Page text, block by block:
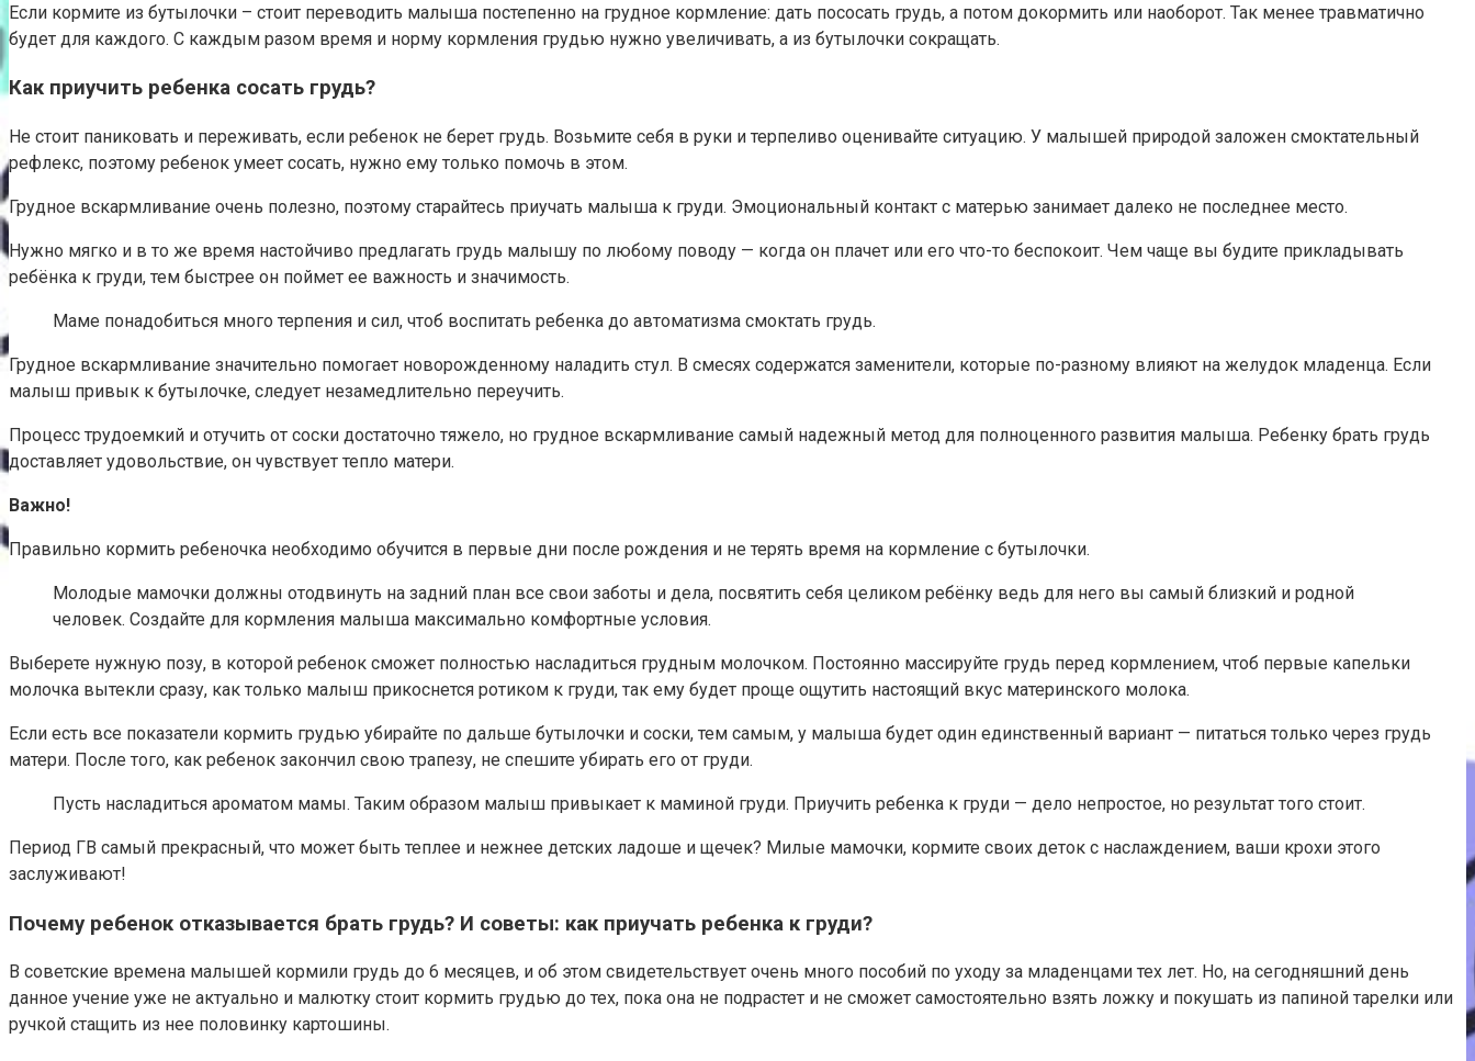
Если кормите из бутылочки – стоит переводить малыша постепенно на грудное кормление: дать пососать грудь, а потом докормить или наоборот. Так менее травматично
будет для каждого. С каждым разом время и норму кормления грудью нужно увеличивать, а из бутылочки сокращать.
Как приучить ребенка сосать грудь?
Не стоит паниковать и переживать, если ребенок не берет грудь. Возьмите себя в руки и терпеливо оценивайте ситуацию. У малышей природой заложен смоктательный
рефлекс, поэтому ребенок умеет сосать, нужно ему только помочь в этом.
Грудное вскармливание очень полезно, поэтому старайтесь приучать малыша к груди. Эмоциональный контакт с матерью занимает далеко не последнее место.
Нужно мягко и в то же время настойчиво предлагать грудь малышу по любому поводу — когда он плачет или его что-то беспокоит. Чем чаще вы будите прикладывать
ребёнка к груди, тем быстрее он поймет ее важность и значимость.
Маме понадобиться много терпения и сил, чтоб воспитать ребенка до автоматизма смоктать грудь.
Грудное вскармливание значительно помогает новорожденному наладить стул. В смесях содержатся заменители, которые по-разному влияют на желудок младенца. Если
малыш привык к бутылочке, следует незамедлительно переучить.
Процесс трудоемкий и отучить от соски достаточно тяжело, но грудное вскармливание самый надежный метод для полноценного развития малыша. Ребенку брать грудь
доставляет удовольствие, он чувствует тепло матери.
Важно!
Правильно кормить ребеночка необходимо обучится в первые дни после рождения и не терять время на кормление с бутылочки.
Молодые мамочки должны отодвинуть на задний план все свои заботы и дела, посвятить себя целиком ребёнку ведь для него вы самый близкий и родной
человек. Создайте для кормления малыша максимально комфортные условия.
Выберете нужную позу, в которой ребенок сможет полностью насладиться грудным молочком. Постоянно массируйте грудь перед кормлением, чтоб первые капельки
молочка вытекли сразу, как только малыш прикоснется ротиком к груди, так ему будет проще ощутить настоящий вкус материнского молока.
Если есть все показатели кормить грудью убирайте по дальше бутылочки и соски, тем самым, у малыша будет один единственный вариант — питаться только через грудь
матери. После того, как ребенок закончил свою трапезу, не спешите убирать его от груди.
Пусть насладиться ароматом мамы. Таким образом малыш привыкает к маминой груди. Приучить ребенка к груди — дело непростое, но результат того стоит.
Период ГВ самый прекрасный, что может быть теплее и нежнее детских ладоше и щечек? Милые мамочки, кормите своих деток с наслаждением, ваши крохи этого
заслуживают!
Почему ребенок отказывается брать грудь? И советы: как приучать ребенка к груди?
В советские времена малышей кормили грудь до 6 месяцев, и об этом свидетельствует очень много пособий по уходу за младенцами тех лет. Но, на сегодняшний день
данное учение уже не актуально и малютку стоит кормить грудью до тех, пока она не подрастет и не сможет самостоятельно взять ложку и покушать из папиной тарелки или
ручкой стащить из нее половинку картошины.